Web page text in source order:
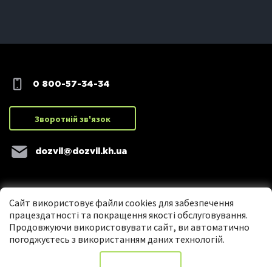
0 800-57-34-34
Зворотній зв'язок
dozvil@dozvil.kh.ua
Сайт використовує файли cookies для забезпечення
працездатності та покращення якості обслуговування.
Продовжуючи використовувати сайт, ви автоматично
погоджуєтесь з використанням даних технологій.